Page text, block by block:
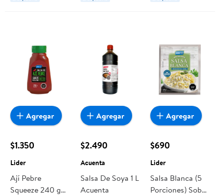
$1.350
Lider
Ají Pebre
Squeeze 240 g
Agregar
$2.490
Acuenta
Salsa De Soya 1 L
Acuenta
Agregar
$690
Lider
Salsa Blanca (5
Porciones) Sobre
Agregar